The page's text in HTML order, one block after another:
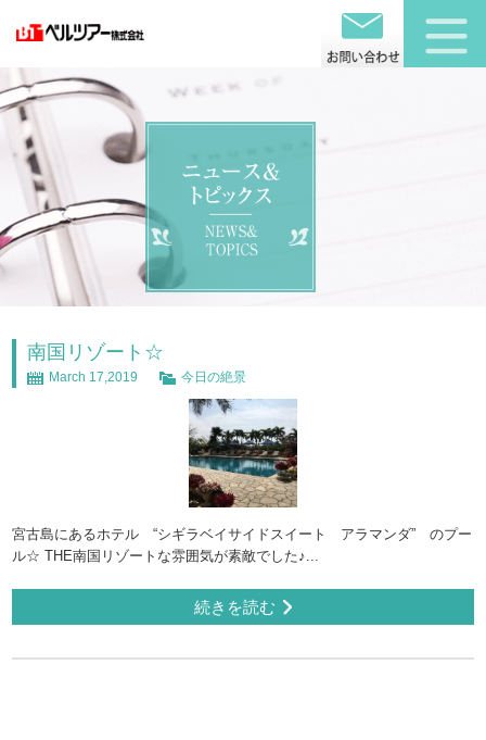
南国リゾート☆
March 17,2019 今日の絶景
宮古島にあるホテル “シギラベイサイドスイート アラマンダ” のプー
ル☆ THE南国リゾートな雰囲気が素敵でした♪...
続きを読む